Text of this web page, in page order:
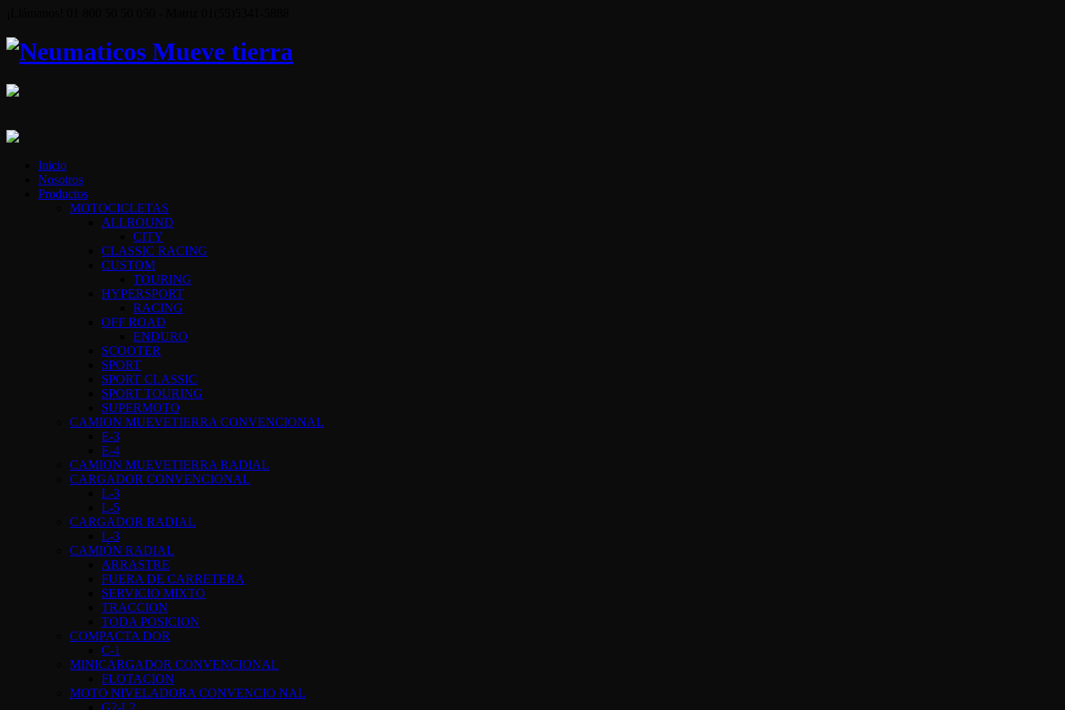
Inicio
Nosotros
Productos
MOTOCICLETAS
ALLROUND
CITY
CLASSIC RACING
CUSTOM
TOURING
HYPERSPORT
RACING
OFF ROAD
ENDURO
SCOOTER
SPORT
SPORT CLASSIC
SPORT TOURING
SUPERMOTO
CAMION MUEVETIERRA CONVENCIONAL
E-3
E-4
CAMION MUEVETIERRA RADIAL
CARGADOR CONVENCIONAL
L-3
L-5
CARGADOR RADIAL
L-3
CAMIÓN RADIAL
ARRASTRE
FUERA DE CARRETERA
SERVICIO MIXTO
TRACCION
TODA POSICION
COMPACTA DOR
C-1
MINICARGADOR CONVENCIONAL
FLOTACION
MOTO NIVELADORA CONVENCIO NAL
G2-L2